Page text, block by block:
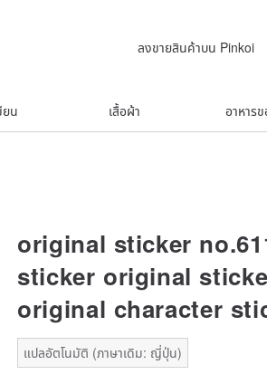
ลงขายสินค้าบน Pinkoi
ยน เสื้อผ้า อาหาร
original sticker
sticker original
original character
แปลอัตโนมัติ (ภาษาเดิม: ญี่ปุ่น)